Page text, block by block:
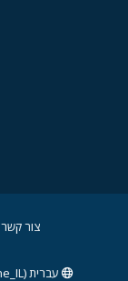
צור קשר
עברית (he_IL)